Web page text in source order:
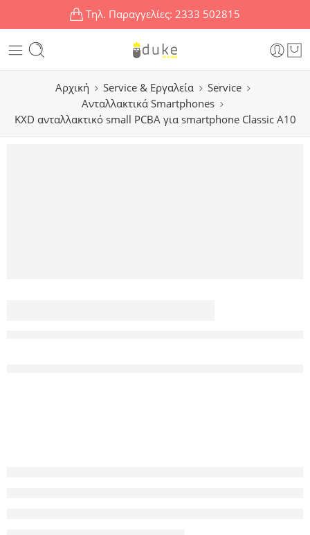
Τηλ. Παραγγελίες: 2333 502815
Αρχική Service & Εργαλεία
Service
Ανταλλακτικά Smartphones
KXD ανταλλακτικό small PCBA για smartphone Classic A10